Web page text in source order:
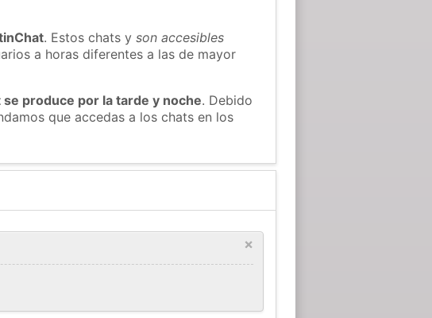
. Estos chats yson accesibles
a horas diferentes a las de mayor
produce por la tarde y noche. Debido
que accedas a los chats en los
×